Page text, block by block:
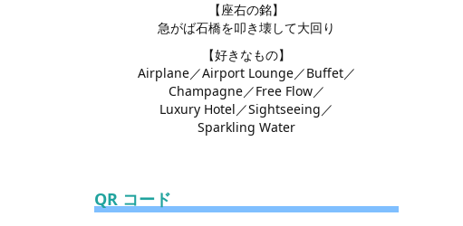
【座右の銘】
急がば石橋を叩き壊して大回り
【好きなもの】
Airplane／Airport Lounge／Buffet／
Champagne／Free Flow／
Luxury Hotel／Sightseeing／
Sparkling Water
QR コード